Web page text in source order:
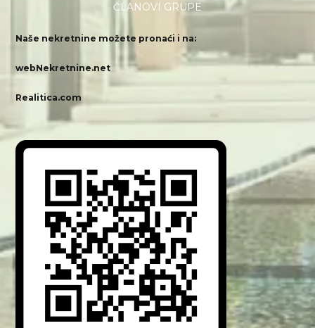
ČLANOVI GRUPE
Naše nekretnine možete pronaći i na:
webNekretnine.net
Realitica.com